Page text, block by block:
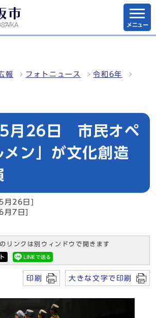
メニュー
報 フォトニュース 令和6年
月26日 市民オペ
メン」が文化創造
月26日]
月7日]
リンクは別ウィンドウで開きます
印刷 大きな文字で印刷